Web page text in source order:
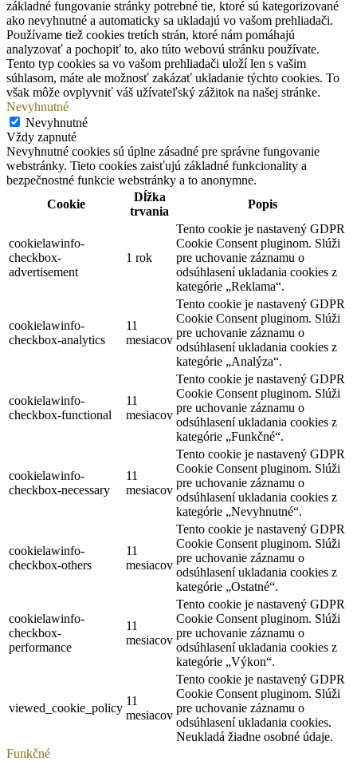
základné fungovanie stránky potrebné tie, ktoré sú kategorizované
ako nevyhnutné a automaticky sa ukladajú vo vašom prehliadači.
Používame tiež cookies tretích strán, ktoré nám pomáhajú
analyzovať a pochopiť to, ako túto webovú stránku používate.
Tento typ cookies sa vo vašom prehliadači uloží len s vašim
súhlasom, máte ale možnosť zakázať ukladanie týchto cookies. To
však môže ovplyvniť váš užívateľský zážitok na našej stránke.
Nevyhnutné
Nevyhnutné
Vždy zapnuté
Nevyhnutné cookies sú úplne zásadné pre správne fungovanie
webstránky. Tieto cookies zaisťujú základné funkcionality a
bezpečnostné funkcie webstránky a to anonymne.
Cookie
Dĺžka
trvania
Popis
cookielawinfo-
checkbox-
advertisement
1 rok
Tento cookie je nastavený GDPR
Cookie Consent pluginom. Slúži
pre uchovanie záznamu o
odsúhlasení ukladania cookies z
kategórie „Reklama“.
cookielawinfo-
checkbox-analytics
11
mesiacov
Tento cookie je nastavený GDPR
Cookie Consent pluginom. Slúži
pre uchovanie záznamu o
odsúhlasení ukladania cookies z
kategórie „Analýza“.
cookielawinfo-
checkbox-functional
11
mesiacov
Tento cookie je nastavený GDPR
Cookie Consent pluginom. Slúži
pre uchovanie záznamu o
odsúhlasení ukladania cookies z
kategórie „Funkčné“.
cookielawinfo-
checkbox-necessary
11
mesiacov
Tento cookie je nastavený GDPR
Cookie Consent pluginom. Slúži
pre uchovanie záznamu o
odsúhlasení ukladania cookies z
kategórie „Nevyhnutné“.
cookielawinfo-
checkbox-others
11
mesiacov
Tento cookie je nastavený GDPR
Cookie Consent pluginom. Slúži
pre uchovanie záznamu o
odsúhlasení ukladania cookies z
kategórie „Ostatné“.
cookielawinfo-
checkbox-
performance
11
mesiacov
Tento cookie je nastavený GDPR
Cookie Consent pluginom. Slúži
pre uchovanie záznamu o
odsúhlasení ukladania cookies z
kategórie „Výkon“.
viewed_cookie_policy
11
mesiacov
Tento cookie je nastavený GDPR
Cookie Consent pluginom. Slúži
pre uchovanie záznamu o
odsúhlasení ukladania cookies.
Neukladá žiadne osobné údaje.
Funkčné